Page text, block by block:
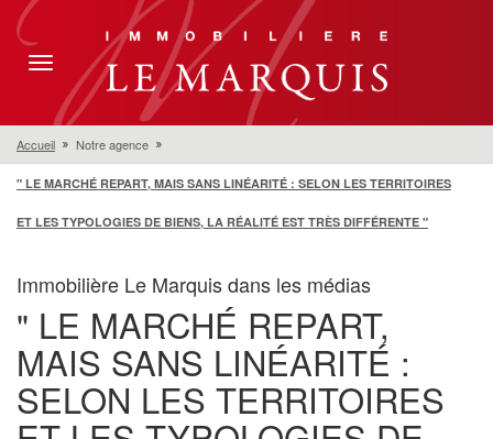
Toggle
navigation
Accueil Notre agence
" LE MARCHÉ REPART, MAIS SANS LINÉARITÉ : SELON LES TERRITOIRES
ET LES TYPOLOGIES DE BIENS, LA RÉALITÉ EST TRÈS DIFFÉRENTE "
Immobilière Le Marquis dans les médias
" LE MARCHÉ REPART,
MAIS SANS LINÉARITÉ :
SELON LES TERRITOIRES